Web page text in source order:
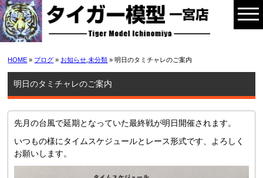
HOME » ブログ » お知らせ ,未分類 » 明日のタミチャレのご案内
明日のタミチャレのご案内
先月の台風で延期となっていた最終戦が明日開催されます。
いつもの様にタイムスケジュールとレース形式です、よろしく
お願いします。